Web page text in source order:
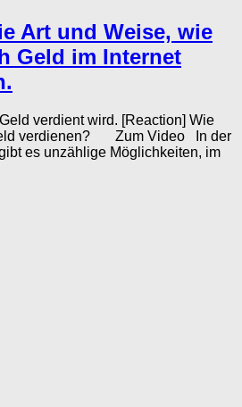
Art und Weise, wie
Geld im Internet
verdient wird. [Reaction] Wie
verdienen? Zum Video In der
es unzählige Möglichkeiten, im